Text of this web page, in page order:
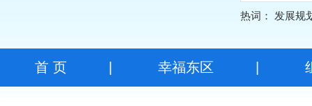
热词： 发展规
首 页| 幸福东区